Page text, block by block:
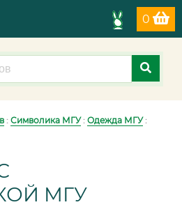
0
: Символика МГУ: Одежда МГУ:
МГУ